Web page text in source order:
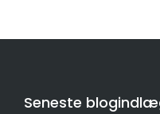
Seneste